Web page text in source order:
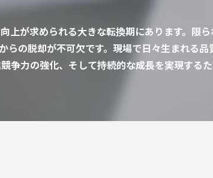
イアンス製品 トップ
導入支援 Google
上が求められる大きな転換期にあります。限
の脱却が不可欠です。現場で日々生まれる
力の強化、そして持続的な成長を実現するた